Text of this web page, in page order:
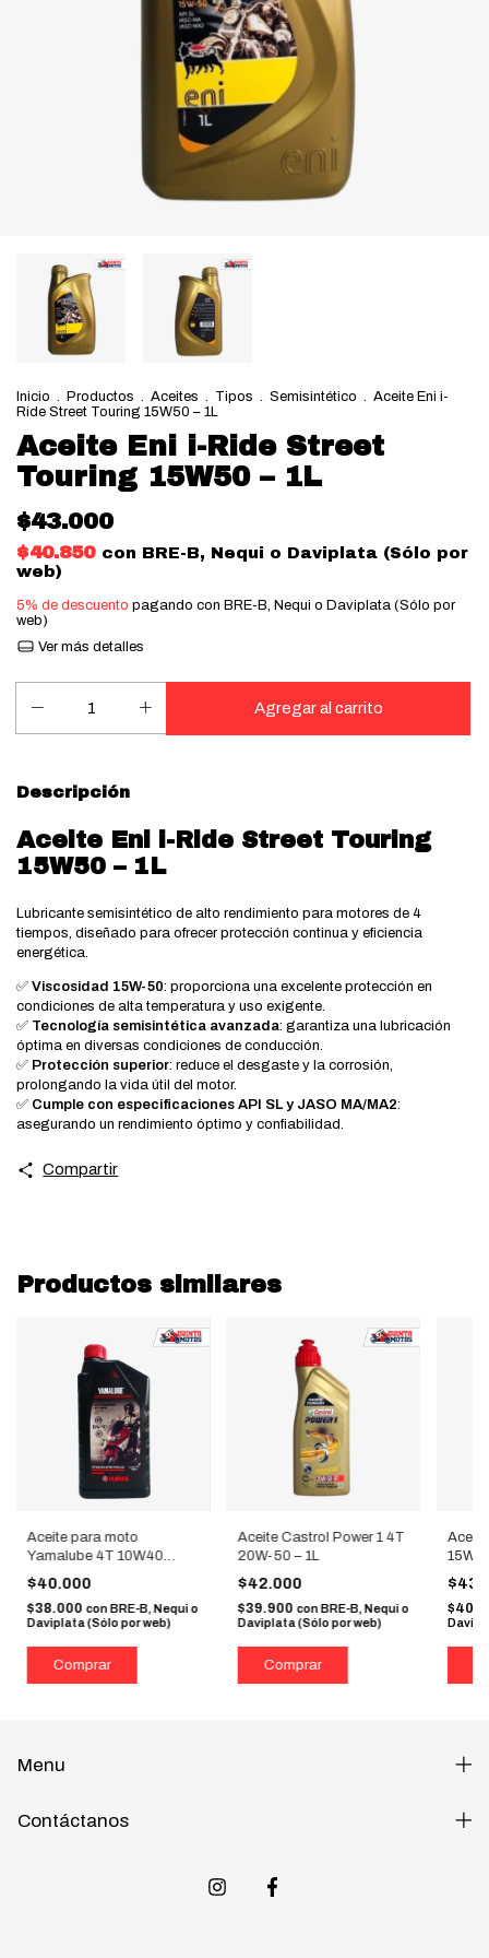
Inicio . Productos . Aceites . Tipos . Semisintético . Aceite Eni i-
Ride Street Touring 15W50 – 1L
Aceite Eni i-Ride Street
Touring 15W50 – 1L
$43.000
$40.850 con BRE-B, Nequi o Daviplata (Sólo por
web)
5% de descuento pagando con BRE-B, Nequi o Daviplata (Sólo por
web)
Ver más detalles
Descripción
Aceite Eni i-Ride Street Touring
15W50 – 1L
Lubricante semisintético de alto rendimiento para motores de 4
tiempos, diseñado para ofrecer protección continua y eficiencia
energética.
✅ Viscosidad 15W-50: proporciona una excelente protección en
condiciones de alta temperatura y uso exigente.
✅ Tecnología semisintética avanzada: garantiza una lubricación
óptima en diversas condiciones de conducción.
✅ Protección superior: reduce el desgaste y la corrosión,
prolongando la vida útil del motor.
✅ Cumple con especificaciones API SL y JASO MA/MA2:
asegurando un rendimiento óptimo y confiabilidad.
Compartir
Productos similares
Aceite para moto
Yamalube 4T 10W40
(Moto automática) 900cc
$40.000
$38.000 con BRE-B, Nequi o
Daviplata (Sólo por web)
Aceite Castrol Power 1 4T
20W-50 – 1L
$42.000
$39.900 con BRE-B, Nequi o
Daviplata (Sólo por web)
15W-
Menu
Contáctanos